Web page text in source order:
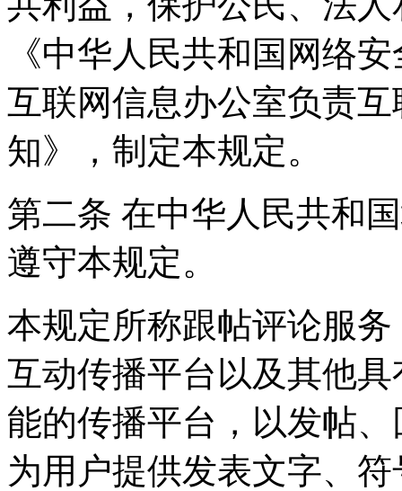
《中华人民共和国网络
互联网信息办公室负责
知》，制定本规定。
第二条 在中华人民共和
遵守本规定。
本规定所称跟帖评论服
互动传播平台以及其他
能的传播平台，以发帖
为用户提供发表文字、